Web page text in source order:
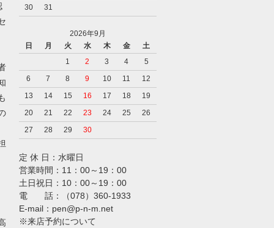
30
31
2026年9月
日
月 火 水 木 金
土
1
2 3 4
5
6
7 8 9 10 11
12
13
14 15 16 17 18
19
20
21 22 23 24 25
26
27
28 29 30
定 休 日：水曜日
営業時間：11：00～19：00
土日祝日：10：00～19：00
電 話：（078）360-1933
E-mail：pen@p-n-m.net
※来店予約について